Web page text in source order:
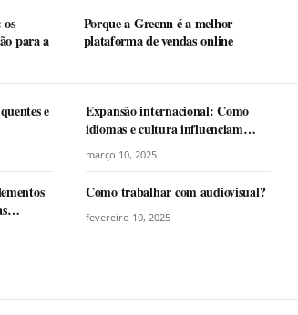
os
para a
Porque a Greenn é a melhor
plataforma de vendas online
e
Expansão internacional: Como
idiomas e cultura influenciam
negócios globais
março 10, 2025
Como trabalhar com audiovisual?
fevereiro 10, 2025